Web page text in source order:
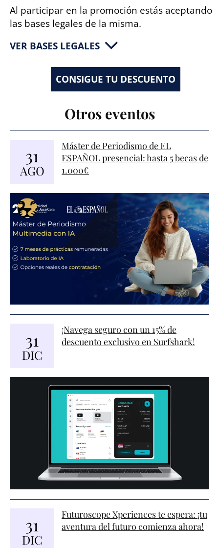
Al participar en la promoción estás aceptando
las bases legales de la misma.
BASES DEL SORTEO
PRIMERA.- ÁMBITO TERRITORIAL
SEGUNDA.- DURACIÓN
Otros eventos
31
AGO
Máster de Periodismo de EL
ESPAÑOL presencial: hasta 5 becas de
1.000€
31
DIC
¡Navega seguro con un 15% de
descuento exclusivo en Surfshark!
31
DIC
Futuroscope Xperiences te espera: ¡tu
aventura del futuro comienza ahora!